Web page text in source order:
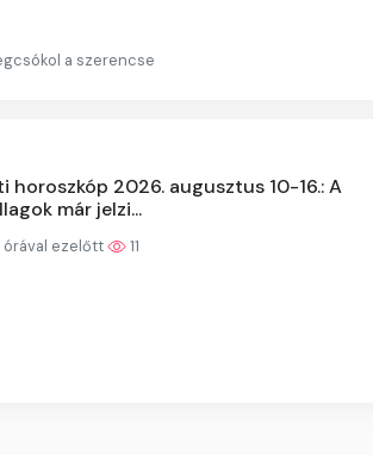
a szerencse
horoszkóp 2026. augusztus 10-16.: A
már jelzi...
órával ezelőtt 11